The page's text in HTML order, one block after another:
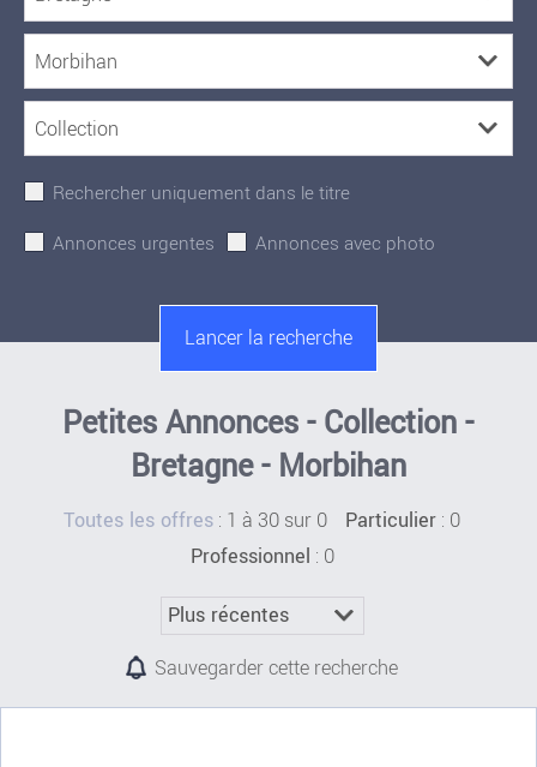
Rechercher uniquement dans le titre
Annonces urgentes
Annonces avec photo
Petites Annonces - Collection -
Bretagne - Morbihan
Toutes les offres : 1 à 30 sur 0 Particulier : 0
Professionnel : 0
Sauvegarder cette recherche